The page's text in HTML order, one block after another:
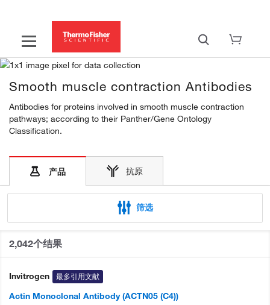
Smooth muscle contraction Antibodies
Antibodies for proteins involved in smooth muscle contraction
pathways; according to their Panther/Gene Ontology
Classification.
产品 抗原
筛选
2,042个结果
Invitrogen 最多引用文献
Actin Monoclonal Antibody (ACTN05 (C4))